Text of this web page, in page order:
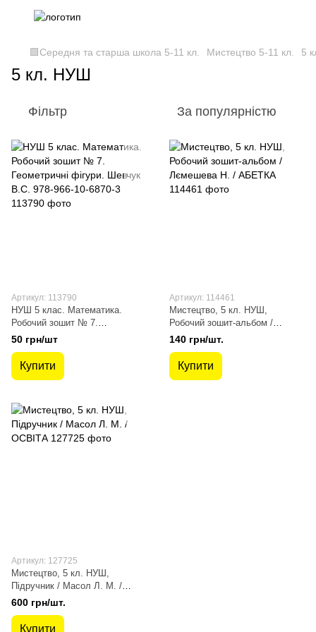
🟩Середня та старша школа 5-11 кл. Мистецтво 5-11 кл. 5
5 кл. НУШ
Фільтр За популярністю
Артикул: 113790
НУШ 5 клас. Математика.
Робочий зошит № 7.
Геометричні фігури. Шевчук
В.С. 978-966-10-6870-3
50 грн/шт
Купити
Артикул: 114461
Мистецтво, 5 кл. НУШ,
Робочий зошит-альбом /
Лємешева Н. / АБЕТКА
140 грн/шт.
Купити
Артикул: 127725
Мистецтво, 5 кл. НУШ,
Підручник / Масол Л. М. /
ОСВІТА
600 грн/шт.
Купити